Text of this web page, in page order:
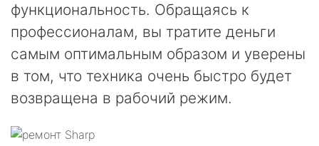
функциональность. Обращаясь к
профессионалам, вы тратите деньги
самым оптимальным образом и уверены
в том, что техника очень быстро будет
возвращена в рабочий режим.